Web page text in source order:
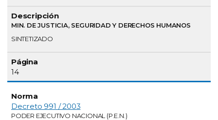
MIN. DE JUSTICIA, SEGURIDAD Y DERECHOS HUMANOS
SINTETIZADO
14
Decreto 991 / 2003
PODER EJECUTIVO NACIONAL (P.E.N.)